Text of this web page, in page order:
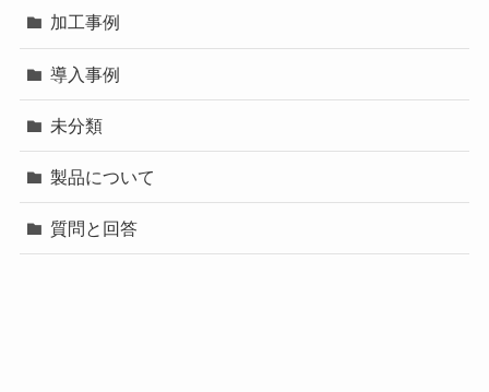
加工事例
導入事例
未分類
製品について
質問と回答